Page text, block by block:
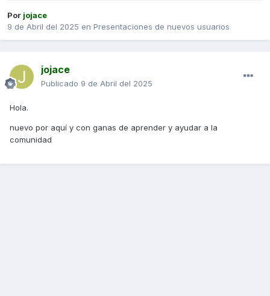
Por jojace
9 de Abril del 2025 en Presentaciones de nuevos usuarios
jojace
Publicado 9 de Abril del 2025
Hola.
nuevo por aquí y con ganas de aprender y ayudar a la
comunidad